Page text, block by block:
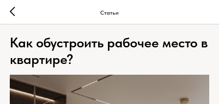
Статьи
Как обустроить рабочее место в
квартире?